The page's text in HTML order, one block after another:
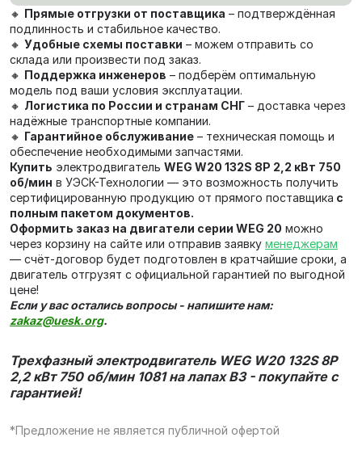
🔸 Прямые отгрузки от поставщика – подтверждённая
подлинность и стабильное качество.
🔸 Удобные схемы поставки – можем отправить со
склада или произвести под заказ.
🔸 Поддержка инженеров – подберём оптимальную
модель под ваши условия эксплуатации.
🔸 Логистика по России и странам СНГ – доставка через
надёжные транспортные компании.
🔸 Гарантийное обслуживание – техническая помощь и
обеспечение необходимыми запчастями.
Купить электродвигатель WEG W20 132S 8P 2,2 кВт 750
об/мин в УЭСК-Технологии — это возможность получить
сертифицированную продукцию от прямого поставщика с
полным пакетом документов.
Оформить заказ на двигатели серии WEG 20 можно
через корзину на сайте или отправив заявку менеджерам
— счёт‑договор будет подготовлен в кратчайшие сроки, а
двигатель отгрузят с официальной гарантией по выгодной
цене!
Если у вас остались вопросы - напишите нам:
zakaz@uesk.org.
Трехфазный электродвигатель WEG W20 132S 8P
2,2 кВт 750 об/мин 1081 на лапах В3 - покупайте с
гарантией!
*Предложение не является публичной офертой